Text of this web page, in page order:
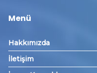
Menü
Hakkımızda
İletişim